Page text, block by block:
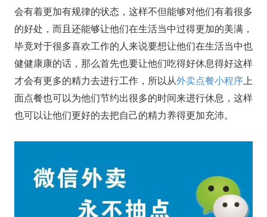
会有着更加有规律的状态，这样不但能够对他们有着很多
的好处，而且还能够让他们在生活当中过得更加的美满，
毕竟对于很多喜欢工作的人来说要想让他们在生活当中也
健健康康的话，那么首先也要让他们吃得好休息得好这样
才会有更多的精力去进行工作，所以从外卖点餐小程序上
面点餐也可以为他们节约出很多的时间来进行休息，这样
也可以让他们更好的去把自己的精力养得更加充沛。